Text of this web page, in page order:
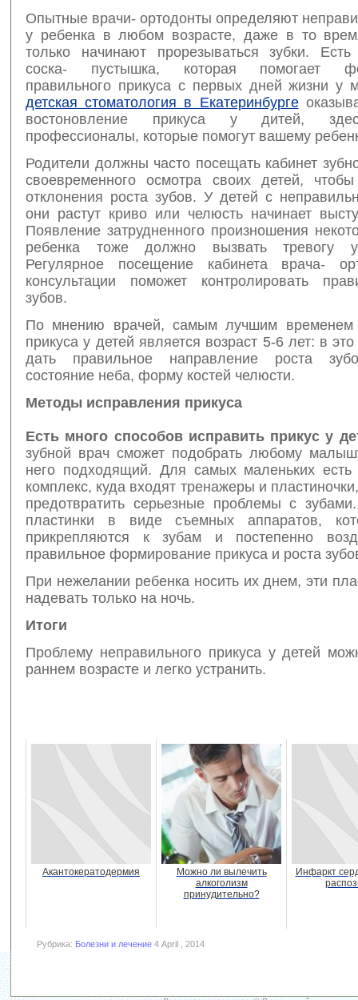
Опытные врачи- ортодонты определяют
у ребенка в любом возрасте, даже в то
только начинают прорезываться зубки. Есть
соска- пустышка, которая помогает
правильного прикуса с первых дней жизни у
детская стоматология в Екатеринбурге
востоновление прикуса у дитей,
профессионалы, которые помогут вашему
Родители должны часто посещать кабинет
своевременного осмотра своих детей,
отклонения роста зубов. У детей с
они растут криво или челюсть начинает
Появление затрудненного произношения
ребенка тоже должно вызвать тревогу
Регулярное посещение кабинета врача-
консультации поможет контролировать
зубов.
По мнению врачей, самым лучшим временем
прикуса у детей является возраст 5-6 лет: в
дать правильное направление роста
состояние неба, форму костей челюсти.
Методы исправления прикуса
Есть много способов исправить прикус у
зубной врач сможет подобрать любому
него подходящий. Для самых маленьких есть
комплекс, куда входят тренажеры и
предотвратить серьезные проблемы с
пластинки в виде съемных аппаратов,
прикрепляются к зубам и постепенно
правильное формирование прикуса и роста
При нежелании ребенка носить их днем, эти
надевать только на ночь.
Итоги
Проблему неправильного прикуса у детей
раннем возрасте и легко устранить.
Акантокератодермия
Можно ли вылечить
алкоголизм
принудительно?
Инфаркт
Рубрика: Болезни и лечение 4 April , 2014